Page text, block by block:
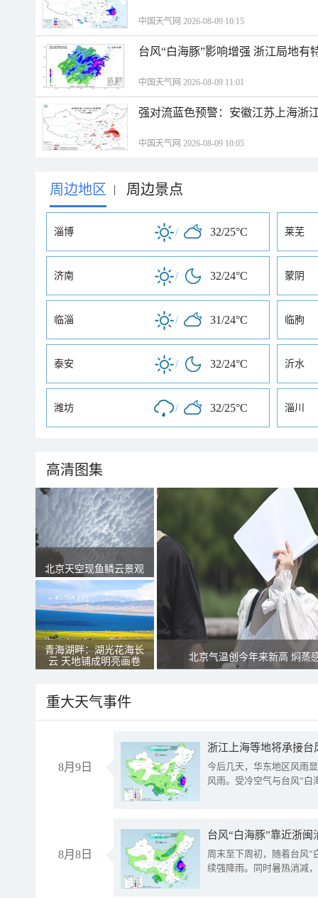
中国天气网 2026-08-09 10:15
台风“白海豚”影响增强 浙江局地有
中国天气网 2026-08-09 11:01
强对流蓝色预警：安徽江苏上海浙
中国天气网 2026-08-09 10:05
周边地区 | 周边景点
淄博 / 32/25°C 莱芜
济南 / 32/24°C 蒙阴
临淄 / 31/24°C 临朐
泰安 / 32/24°C 沂水
潍坊 / 32/25°C 淄川
高清图集
北京天空现鱼鳞云景观
青海湖畔：湖光花海长
云 天地铺成明亮画卷
北京气温创今年来新高 焖蒸
重大天气事件
8月9日
浙江上海等地将承接台
今后几天，华东地区风雨
风雨。受冷空气与台风“白
8月8日
台风“白海豚”靠近浙
周末至下周初，随着台风“
续强降雨。同时暑热消减